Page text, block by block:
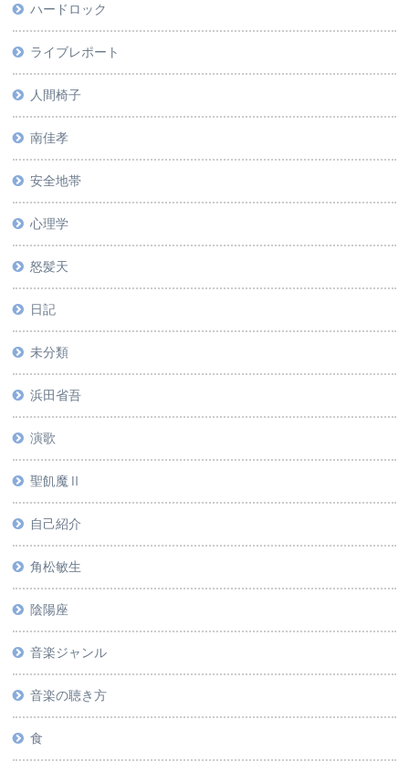
ハードロック
ライブレポート
人間椅子
南佳孝
安全地帯
心理学
怒髪天
日記
未分類
浜田省吾
演歌
聖飢魔Ⅱ
自己紹介
角松敏生
陰陽座
音楽ジャンル
音楽の聴き方
食